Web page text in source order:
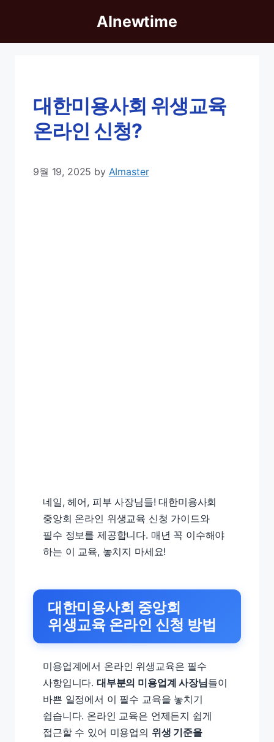
content
AInewtime
대한미용사회 위생교육
온라인 신청?
9월 19, 2025 by AImaster
네일, 헤어, 피부 사장님들! 대한미용사회
중앙회 온라인 위생교육 신청 가이드와
필수 정보를 제공합니다. 매년 꼭 이수해야
하는 이 교육, 놓치지 마세요!
대한미용사회 중앙회
위생교육 온라인 신청 방법
미용업계에서 온라인 위생교육은 필수
사항입니다. 대부분의 미용업계 사장님들이
바쁜 일정에서 이 필수 교육을 놓치기
쉽습니다. 온라인 교육은 언제든지 쉽게
접근할 수 있어 미용업의 위생 기준을